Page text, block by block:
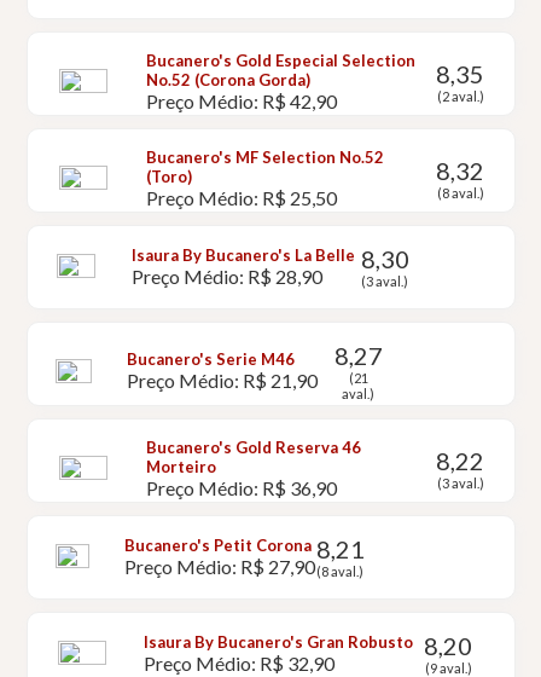
Bucanero's Gold Especial Selection
No.52 (Corona Gorda)
Preço Médio: R$ 42,90
8,35
(2 aval.)
Bucanero's MF Selection No.52
(Toro)
Preço Médio: R$ 25,50
8,32
(8 aval.)
Isaura By Bucanero's La Belle
Preço Médio: R$ 28,90
8,30
(3 aval.)
Bucanero's Serie M46
Preço Médio: R$ 21,90
8,27
(21
aval.)
Bucanero's Gold Reserva 46
Morteiro
Preço Médio: R$ 36,90
8,22
(3 aval.)
Bucanero's Petit Corona
Preço Médio: R$ 27,90
8,21
(8 aval.)
Isaura By Bucanero's Gran Robusto
Preço Médio: R$ 32,90
8,20
(9 aval.)